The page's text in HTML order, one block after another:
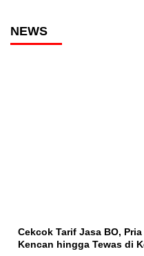
NEWS
Cekcok Tarif Jasa BO,
Kencan hingga Tewas di